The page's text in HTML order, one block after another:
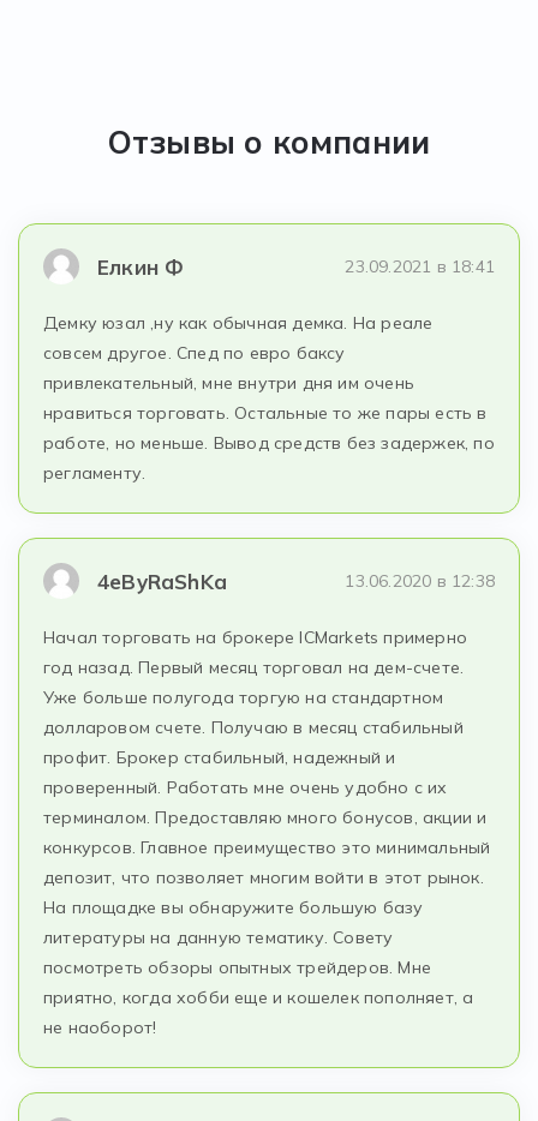
Отзывы о компании
Елкин Ф 23.09.2021 в 18:41
Демку юзал ,ну как обычная демка. На реале
совсем другое. Спед по евро баксу
привлекательный, мне внутри дня им очень
нравиться торговать. Остальные то же пары есть в
работе, но меньше. Вывод средств без задержек, по
регламенту.
4eByRaShKa 13.06.2020 в 12:38
Начал торговать на брокере ICMarkets примерно
год назад. Первый месяц торговал на дем-счете.
Уже больше полугода торгую на стандартном
долларовом счете. Получаю в месяц стабильный
профит. Брокер стабильный, надежный и
проверенный. Работать мне очень удобно с их
терминалом. Предоставляю много бонусов, акции и
конкурсов. Главное преимущество это минимальный
депозит, что позволяет многим войти в этот рынок.
На площадке вы обнаружите большую базу
литературы на данную тематику. Совету
посмотреть обзоры опытных трейдеров. Мне
приятно, когда хобби еще и кошелек пополняет, а
не наоборот!